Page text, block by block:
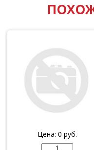
Цена: 0 руб.